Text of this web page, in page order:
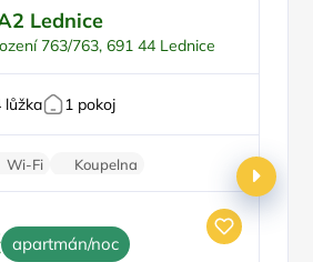
Lednice
763/763, 691 44 Lednice
lůžka 1 pokoj
Wi-Fi
Koupelna
Zvířata povolena
apartmán/noc